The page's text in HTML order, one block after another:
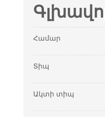
Համար
Տիպ
Ակտի տիպ